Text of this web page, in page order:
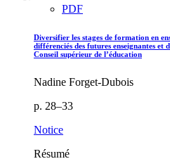
PDF
Diversifier les stages de formation en
différenciés des futures enseignantes et
Conseil supérieur de l’éducation
Nadine Forget-Dubois
p. 28–33
Notice
Résumé